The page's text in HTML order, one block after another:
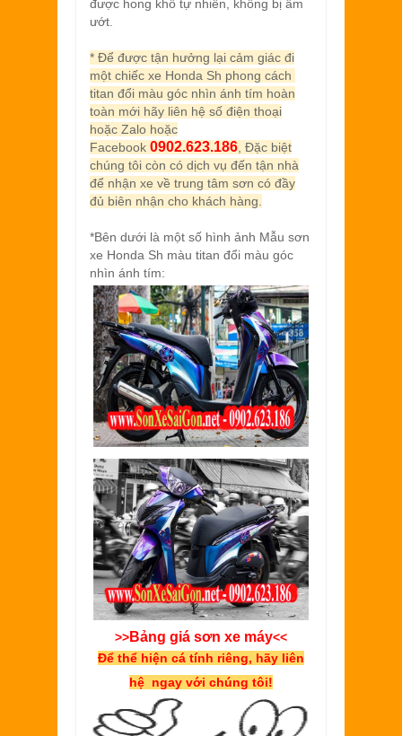
được hong khô tự nhiên, không bị ẩm
ướt.
* Để được tận hưởng lại cảm giác đi
một chiếc xe Honda Sh phong cách
titan đổi màu góc nhìn ánh tím hoàn
toàn mới hãy liên hệ số điện thoại
hoặc Zalo hoặc
Facebook 0902.623.186, Đặc biệt
chúng tôi còn có dịch vụ đến tận nhà
để nhận xe về trung tâm sơn có đầy
đủ biên nhận cho khách hàng.
*Bên dưới là một số hình ảnh Mẫu sơn
xe Honda Sh màu titan đổi màu góc
nhìn ánh tím:
>>Bảng giá sơn xe máy<<
Để thể hiện cá tính riêng, hãy liên
hệ ngay với chúng tôi!